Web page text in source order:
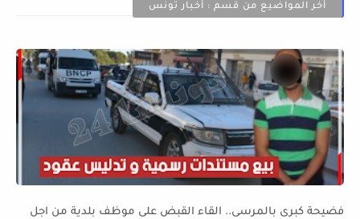
أخر المواضيع من قسم : أخبار تونس
فضيحة كبرى بالمرسى.. القاء القبض على موظف بلدية من اجل